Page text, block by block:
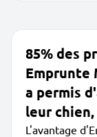
85% des
Emprunte
a permis
leur chien,
L'avantage